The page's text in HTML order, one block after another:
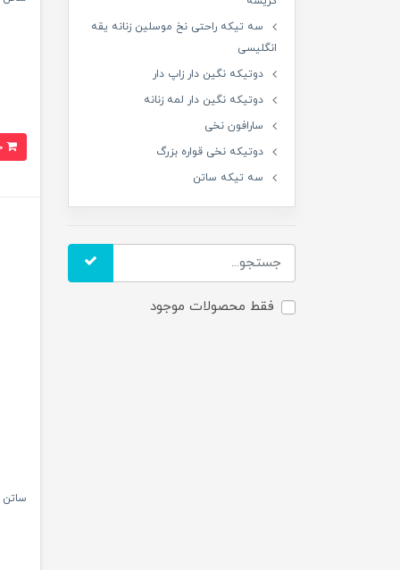
سه تیکه راحتی نخ موسلین زنانه یقه
انگلیسی
دوتیکه نگین دار زاپ دار
دوتیکه نگین دار لمه زنانه
سارافون نخی
دوتیکه نخی قواره بزرگ
سه تیکه ساتن
فقط محصولات موجود